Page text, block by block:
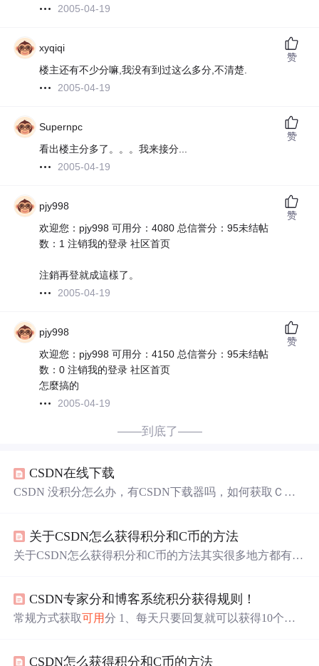
2005-04-19
xyqiqi
楼主还有不少分嘛,我没有到过这么多分,不清楚.
2005-04-19
赞
Supernpc
看出楼主分多了。。。我来接分...
2005-04-19
赞
pjy998
欢迎您：pjy998 可用分：4080 总信誉分：95未结帖
数：1 注销我的登录 社区首页
注銷再登就成這樣了。
2005-04-19
赞
pjy998
欢迎您：pjy998 可用分：4150 总信誉分：95未结帖
数：0 注销我的登录 社区首页
怎麼搞的
2005-04-19
赞
——到底了——
CSDN在线下载
CSDN 没积分怎么办，有CSDN下载器吗，如何获取ＣＳ
2. 完成任务送若干分积分 http://task.csdn.net/3. 上传有效
资源获取积分（上传非法，广告资源用户，将被扣除一定
关于CSDN怎么获得积分和C币的方法
关于CSDN怎么获得积分和C币的方法其实很多地方都有
账户 奖励50分 （右上角设置-账户安全-手机绑定） 2. 完成
任务送若干分积分 http://task.csdn.net/ 3. 上传有效资源获取
分，100分封顶。 · 上传0分资源被下载，下载量×...
CSDN专家分和博客系统积分获得规则！
常规方式获取可用 分 1、每天只要回复就可以获得10个可
周获得技术专家分30分以上，将获得40分
​CSDN怎么获得积分和C币的方法​